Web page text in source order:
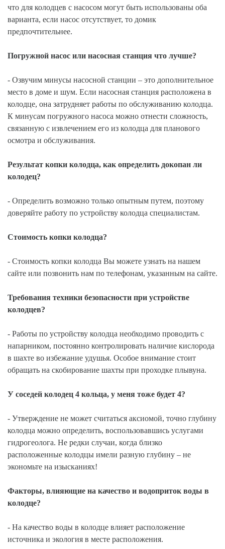
что для колодцев с насосом могут быть использованы оба
варианта, если насос отсутствует, то домик
предпочтительнее.
Погружной насос или насосная станция что лучше?
- Озвучим минусы насосной станции – это дополнительное
место в доме и шум. Если насосная станция расположена в
колодце, она затрудняет работы по обслуживанию колодца.
К минусам погружного насоса можно отнести сложность,
связанную с извлечением его из колодца для планового
осмотра и обслуживания.
Результат копки колодца, как определить докопан ли
колодец?
- Определить возможно только опытным путем, поэтому
доверяйте работу по устройству колодца специалистам.
Стоимость копки колодца?
- Стоимость копки колодца Вы можете узнать на нашем
сайте или позвонить нам по телефонам, указанным на сайте.
Требования техники безопасности при устройстве
колодцев?
- Работы по устройству колодца необходимо проводить с
напарником, постоянно контролировать наличие кислорода
в шахте во избежание удушья. Особое внимание стоит
обращать на скобирование шахты при проходке плывуна.
У соседей колодец 4 кольца, у меня тоже будет 4?
- Утверждение не может считаться аксиомой, точно глубину
колодца можно определить, воспользовавшись услугами
гидрогеолога. Не редки случаи, когда близко
расположенные колодцы имели разную глубину – не
экономьте на изысканиях!
Факторы, влияющие на качество и водоприток воды в
колодце?
- На качество воды в колодце влияет расположение
источника и экология в месте расположения.